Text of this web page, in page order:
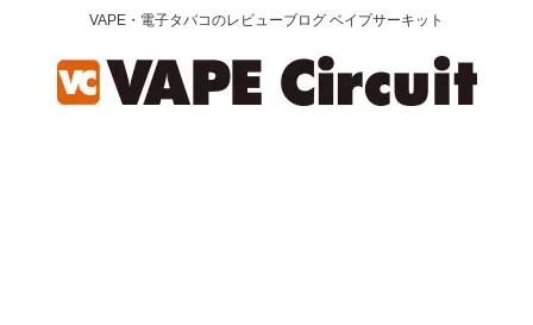
VAPE・電子タバコのレビューブログ ベイプサーキット